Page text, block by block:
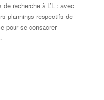
recherche à L’L : avec
plannings respectifs de
pour se consacrer